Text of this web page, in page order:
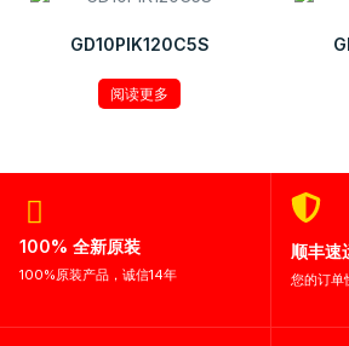
GD10PIK120C5S
阅读更多
100% 全新原装
100%原装产品，诚信14年
顺丰速
您的订单